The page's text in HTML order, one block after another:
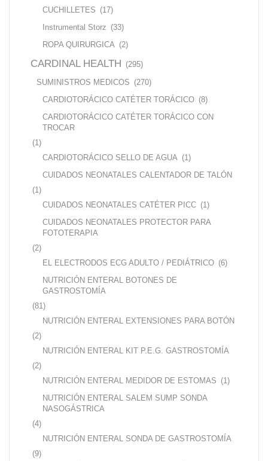
CUCHILLETES (17)
Instrumental Storz (33)
ROPA QUIRURGICA (2)
CARDINAL HEALTH (295)
SUMINISTROS MEDICOS (270)
CARDIOTORÁCICO CATÉTER TORÁCICO (8)
CARDIOTORÁCICO CATÉTER TORÁCICO CON
TROCAR
(1)
CARDIOTORÁCICO SELLO DE AGUA (1)
CUIDADOS NEONATALES CALENTADOR DE TALÓN
(1)
CUIDADOS NEONATALES CATÉTER PICC (1)
CUIDADOS NEONATALES PROTECTOR PARA
FOTOTERAPIA
(2)
EL ELECTRODOS ECG ADULTO / PEDIÁTRICO (6)
NUTRICIÓN ENTERAL BOTONES DE
GASTROSTOMÍA
(81)
NUTRICIÓN ENTERAL EXTENSIONES PARA BOTÓN
(2)
NUTRICIÓN ENTERAL KIT P.E.G. GASTROSTOMÍA
(2)
NUTRICIÓN ENTERAL MEDIDOR DE ESTOMAS (1)
NUTRICIÓN ENTERAL SALEM SUMP SONDA
NASOGÁSTRICA
(4)
NUTRICIÓN ENTERAL SONDA DE GASTROSTOMÍA
(9)